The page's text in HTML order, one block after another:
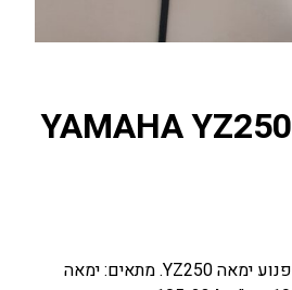
כבל מצמד YAMAHA YZ250
כבל מצמד (קלאץ) לאופנוע ימאה YZ250. מתאים: ימאה